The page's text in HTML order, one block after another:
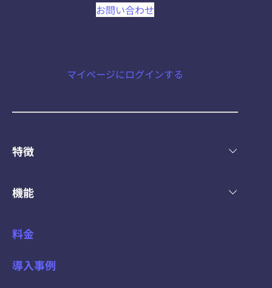
お問い合わせ
マイページにログインする
特徴
機能
料金
導入事例